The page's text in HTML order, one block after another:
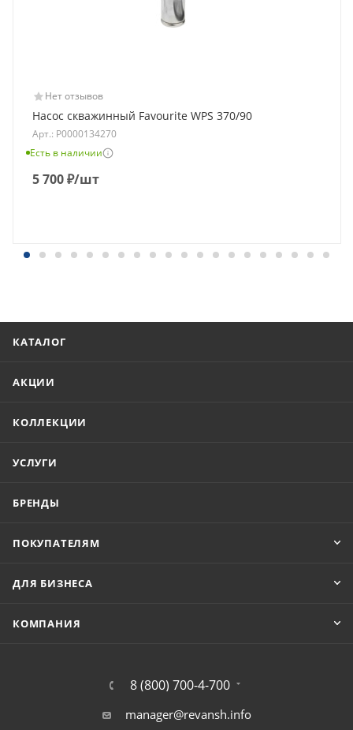
Нет отзывов
Насос скважинный Favourite WPS 370/90
Арт.: Р0000134270
Есть в наличии
5 700₽/шт
КАТАЛОГ
АКЦИИ
КОЛЛЕКЦИИ
УСЛУГИ
БРЕНДЫ
ПОКУПАТЕЛЯМ
ДЛЯ БИЗНЕСА
КОМПАНИЯ
8 (800) 700-4-700
manager@revansh.info